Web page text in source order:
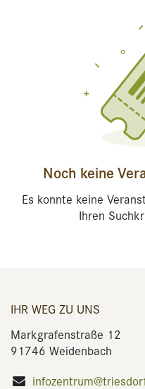
Noch keine
Es konnte keine
Ihren
IHR WEG ZU UNS
Markgrafenstraße 12
91746 Weidenbach